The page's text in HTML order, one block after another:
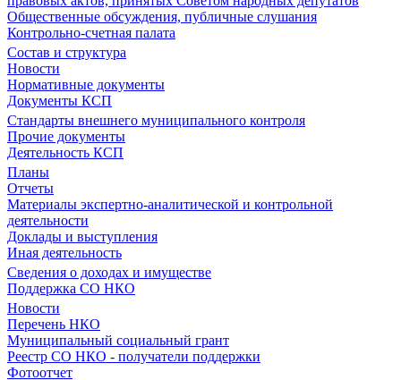
Общественные обсуждения, публичные слушания
Контрольно-счетная палата
Состав и структура
Новости
Нормативные документы
Документы КСП
Стандарты внешнего муниципального контроля
Прочие документы
Деятельность КСП
Планы
Отчеты
Материалы экспертно-аналитической и контрольной
деятельности
Доклады и выступления
Иная деятельность
Сведения о доходах и имуществе
Поддержка СО НКО
Новости
Перечень НКО
Муниципальный социальный грант
Реестр СО НКО - получатели поддержки
Фотоотчет